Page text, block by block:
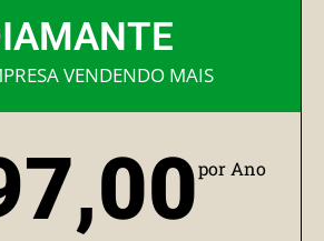
VENDENDO MAIS
por Ano